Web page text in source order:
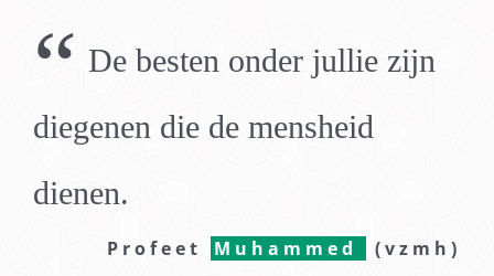
“ De besten onder jullie zijn
diegenen die de mensheid
dienen.
Profeet Muhammed (vzmh)